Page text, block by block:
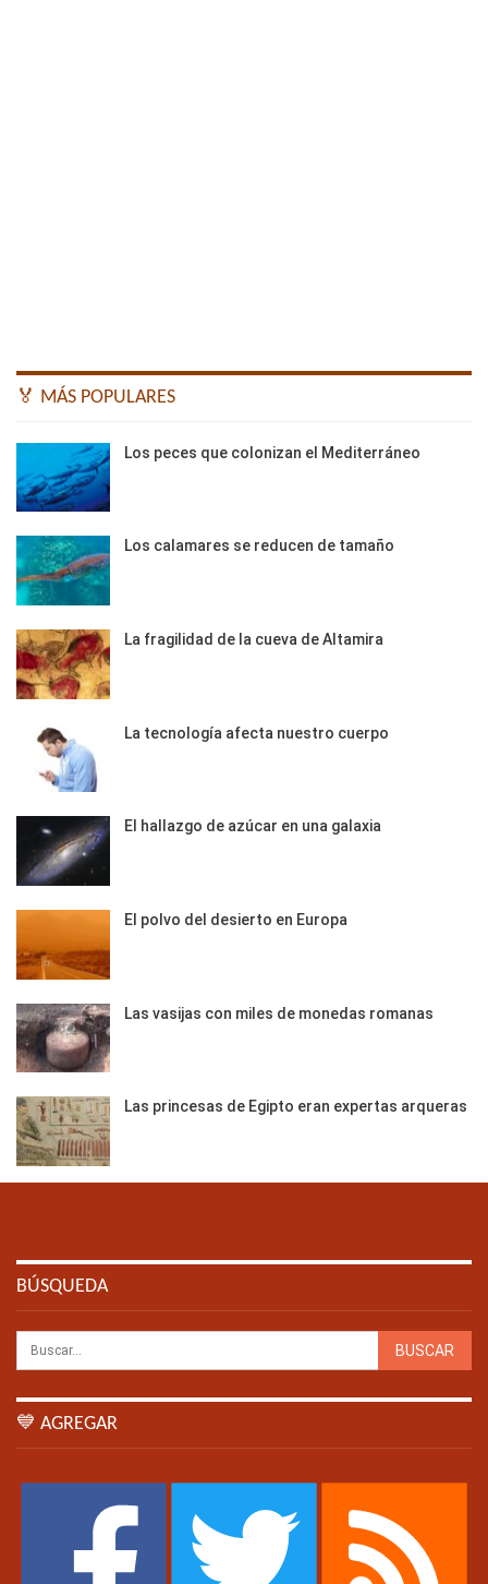
🏅 MÁS POPULARES
Los peces que colonizan el Mediterráneo
Los calamares se reducen de tamaño
La fragilidad de la cueva de Altamira
La tecnología afecta nuestro cuerpo
El hallazgo de azúcar en una galaxia
El polvo del desierto en Europa
Las vasijas con miles de monedas romanas
Las princesas de Egipto eran expertas arqueras
BÚSQUEDA
💙 AGREGAR